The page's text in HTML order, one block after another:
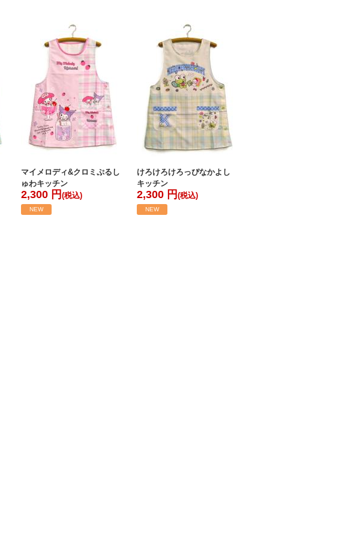
マイメロディ&クロミぷるし
ゅわキッチン
2,300 円 (税込)
NEW
けろけろけろっぴなかよし
キッチン
2,300 円 (税込)
NEW